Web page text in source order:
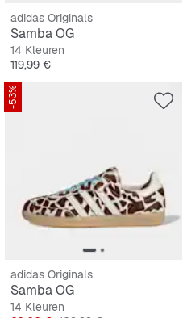
adidas Originals
Samba OG
14 Kleuren
Prijs
119,99 €
-53%
adidas Originals
Samba OG
14 Kleuren